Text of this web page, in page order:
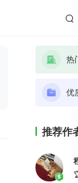

热
优
推荐作